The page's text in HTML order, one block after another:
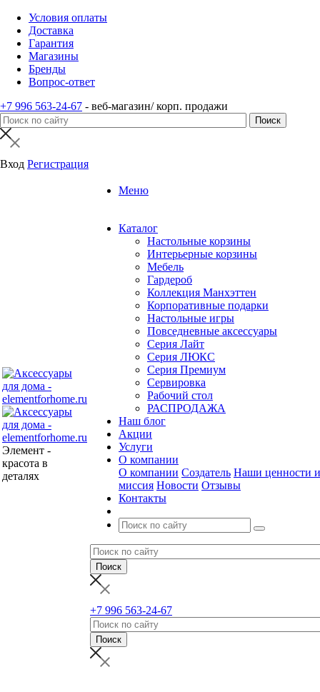
Условия оплаты
Доставка
Гарантия
Магазины
Бренды
Вопрос-ответ
+7 996 563-24-67 - веб-магазин/ корп. продажи
Вход Регистрация
Элемент -
красота в
деталях
Меню
Каталог
Настольные корзины
Интерьерные корзины
Мебель
Гардероб
Коллекция Манхэттен
Корпоративные подарки
Настольные игры
Повседневные аксессуары
Серия Лайт
Серия ЛЮКС
Серия Премиум
Сервировка
Рабочий стол
РАСПРОДАЖА
Наш блог
Акции
Услуги
О компании
О компании Создатель Наши ценности и
миссия Новости Отзывы
Контакты
+7 996 563-24-67